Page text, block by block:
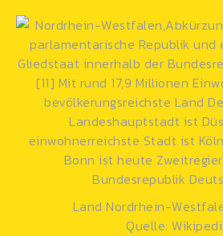
Land Nordrhein-
Quelle: